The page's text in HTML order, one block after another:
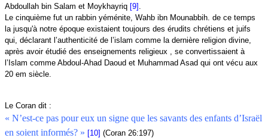
Abdoullah bin Salam et Moykhayriq [9] .
Le cinquième fut un rabbin yéménite, Wahb ibn Mounabbih. de ce temps
la jusqu'à notre époque existaient toujours des érudits chrétiens et juifs
qui, déclarant l’authenticité de l’islam comme la dernière religion divine,
après avoir étudié des enseignements religieux , se convertissaient à
l’Islam comme Abdoul-Ahad Daoud et Muhammad Asad qui ont vécu aux
20 em siècle.
Le Coran dit :
« N’est-ce pas pour eux un signe que les savants des enfants d’Israël
en soient informés? » [10] (Coran 26:197)